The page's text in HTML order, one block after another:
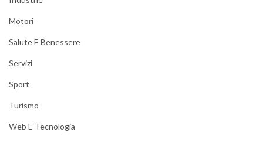
Motori
Salute E Benessere
Servizi
Sport
Turismo
Web E Tecnologia